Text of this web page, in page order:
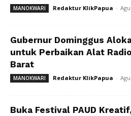
MANOKWARI Redaktur KlikPapua -
Gubernur Dominggus
untuk Perbaikan Alat
Barat
MANOKWARI Redaktur KlikPapua -
Buka Festival PAUD